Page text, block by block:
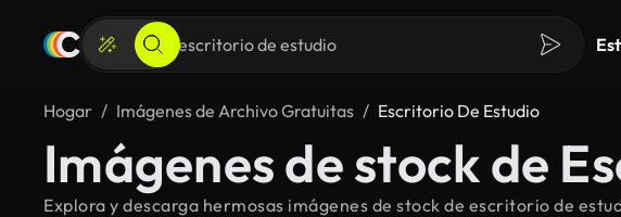
Hogar Imágenes de Archivo Gratuitas Escritorio De Estudio
Imágenes de stock de
Explora y descarga hermosas imágenes de stock de escritorio de